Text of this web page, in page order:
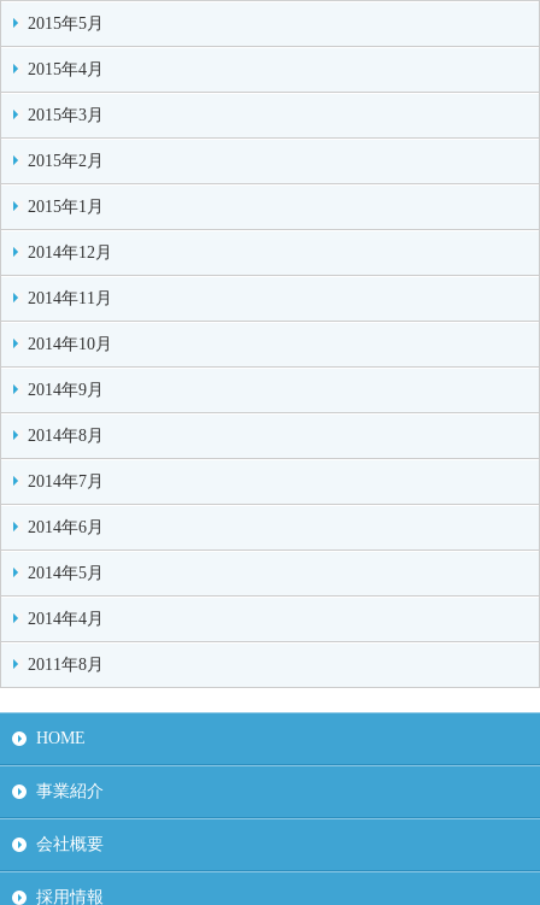
2015年5月
2015年4月
2015年3月
2015年2月
2015年1月
2014年12月
2014年11月
2014年10月
2014年9月
2014年8月
2014年7月
2014年6月
2014年5月
2014年4月
2011年8月
HOME
事業紹介
会社概要
採用情報